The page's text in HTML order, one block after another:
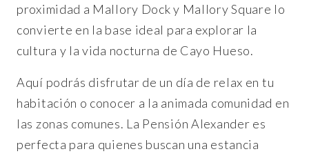
proximidad a Mallory Dock y Mallory Square lo
convierte en la base ideal para explorar la
cultura y la vida nocturna de Cayo Hueso.
Aquí podrás disfrutar de un día de relax en tu
habitación o conocer a la animada comunidad en
las zonas comunes. La Pensión Alexander es
perfecta para quienes buscan una estancia